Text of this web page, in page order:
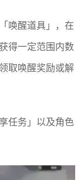
唤醒道具」，在
得一定范围内数
取唤醒奖励或解
任务」以及角色